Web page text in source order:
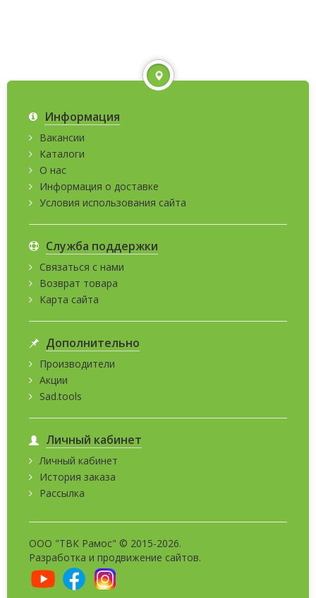
Информация
Вакансии
Каталоги
О нас
Информация о доставке
Условия использования сайта
Служба поддержки
Связаться с нами
Возврат товара
Карта сайта
Дополнительно
Производители
Акции
Sad.tools
Личный кабинет
Личный кабинет
История заказа
Рассылка
ООО "ТВК Рамос" © 2015-2026.
Разработка и продвижение сайтов.